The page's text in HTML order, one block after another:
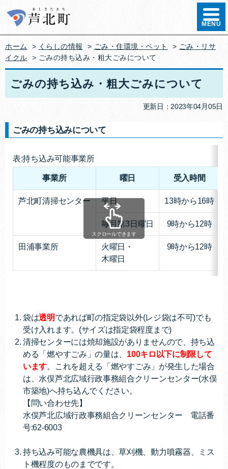
ハンバ
MENU
ホーム > くらしの情報 > ごみ・住環境・ペット > ごみ・リサ
イクル > ごみの持ち込み・粗大ごみについて
ごみの持ち込み・粗大ごみについて
更新日：2023年04月05日
ごみの持ち込みについて
表:持ち込み可能事業所
事業所 曜日 受入時間
芦北町清掃センター 平日 13時から16時
毎月第3日曜日 9時から12時
田浦事業所
火曜日・
木曜日
9時から12時
スクロールできます
袋は透明であれば町の指定袋以外(レジ袋は不可)でも
受け入れます。(サイズは指定袋程度まで)
清掃センターには焼却施設がありませんので、持ち込
める「燃やすごみ」の量は、 100キロ 以下に制限して
います。これを超える「燃やすごみ」が発生した場合
は、水俣芦北広域行政事務組合クリーンセンター(水俣
市築地)へ持ち込んでください。
【問い合わせ先】
水俣芦北広域行政事務組合クリーンセンター 電話番
号:62-6003
持ち込み可能な農機具は、草刈機、動力噴霧器、ミス
ト機程度のものまでです。